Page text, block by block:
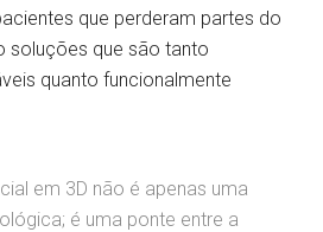
que perderam partes do
soluções que são tanto
quanto funcionalmente
em 3D não é apenas uma
é uma ponte entre a